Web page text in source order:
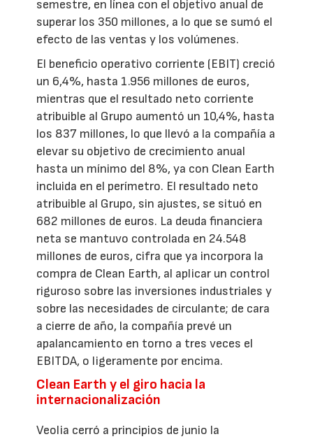
semestre, en línea con el objetivo anual de
superar los 350 millones, a lo que se sumó el
efecto de las ventas y los volúmenes.
El beneficio operativo corriente (EBIT) creció
un 6,4%, hasta 1.956 millones de euros,
mientras que el resultado neto corriente
atribuible al Grupo aumentó un 10,4%, hasta
los 837 millones, lo que llevó a la compañía a
elevar su objetivo de crecimiento anual
hasta un mínimo del 8%, ya con Clean Earth
incluida en el perímetro. El resultado neto
atribuible al Grupo, sin ajustes, se situó en
682 millones de euros. La deuda financiera
neta se mantuvo controlada en 24.548
millones de euros, cifra que ya incorpora la
compra de Clean Earth, al aplicar un control
riguroso sobre las inversiones industriales y
sobre las necesidades de circulante; de cara
a cierre de año, la compañía prevé un
apalancamiento en torno a tres veces el
EBITDA, o ligeramente por encima.
Clean Earth y el giro hacia la
internacionalización
Veolia cerró a principios de junio la